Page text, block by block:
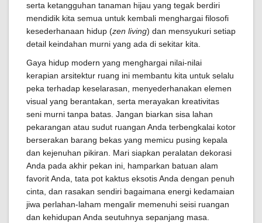
serta ketangguhan tanaman hijau yang tegak berdiri
mendidik kita semua untuk kembali menghargai filosofi
kesederhanaan hidup (zen living) dan mensyukuri setiap
detail keindahan murni yang ada di sekitar kita.
Gaya hidup modern yang menghargai nilai-nilai
kerapian arsitektur ruang ini membantu kita untuk selalu
peka terhadap keselarasan, menyederhanakan elemen
visual yang berantakan, serta merayakan kreativitas
seni murni tanpa batas. Jangan biarkan sisa lahan
pekarangan atau sudut ruangan Anda terbengkalai kotor
berserakan barang bekas yang memicu pusing kepala
dan kejenuhan pikiran. Mari siapkan peralatan dekorasi
Anda pada akhir pekan ini, hamparkan batuan alam
favorit Anda, tata pot kaktus eksotis Anda dengan penuh
cinta, dan rasakan sendiri bagaimana energi kedamaian
jiwa perlahan-laham mengalir memenuhi seisi ruangan
dan kehidupan Anda seutuhnya sepanjang masa.